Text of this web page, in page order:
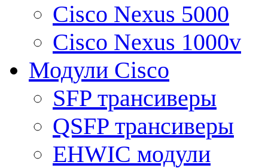
Cisco Nexus 5000
Cisco Nexus 1000v
Модули Cisco
SFP трансиверы
QSFP трансиверы
EHWIC модули